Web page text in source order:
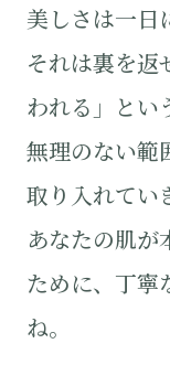
美しさは一日
それは裏を返
われる」とい
無理のない範
取り入れてい
あなたの肌が
ために、丁寧
ね。